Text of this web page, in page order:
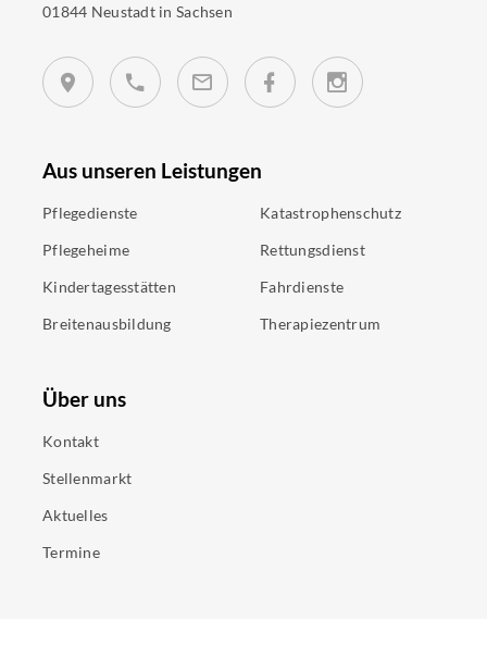
01844 Neustadt in Sachsen
Aus unseren Leistungen
Pflegedienste
Pflegeheime
Kindertagesstätten
Breitenausbildung
Katastrophenschutz
Rettungsdienst
Fahrdienste
Therapiezentrum
Über uns
Kontakt
Stellenmarkt
Aktuelles
Termine